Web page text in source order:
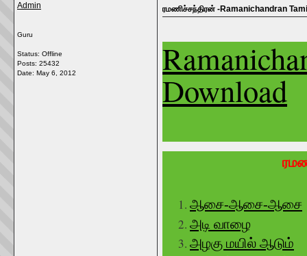
Admin
Guru
Status: Offline
Posts: 25432
Date: May 6, 2012
ரமணிச்சந்திரன் -Ramanichandran
Download
ஆசை-ஆசை-ஆசை
அடி வாழை
அழகு மயில் ஆடும்